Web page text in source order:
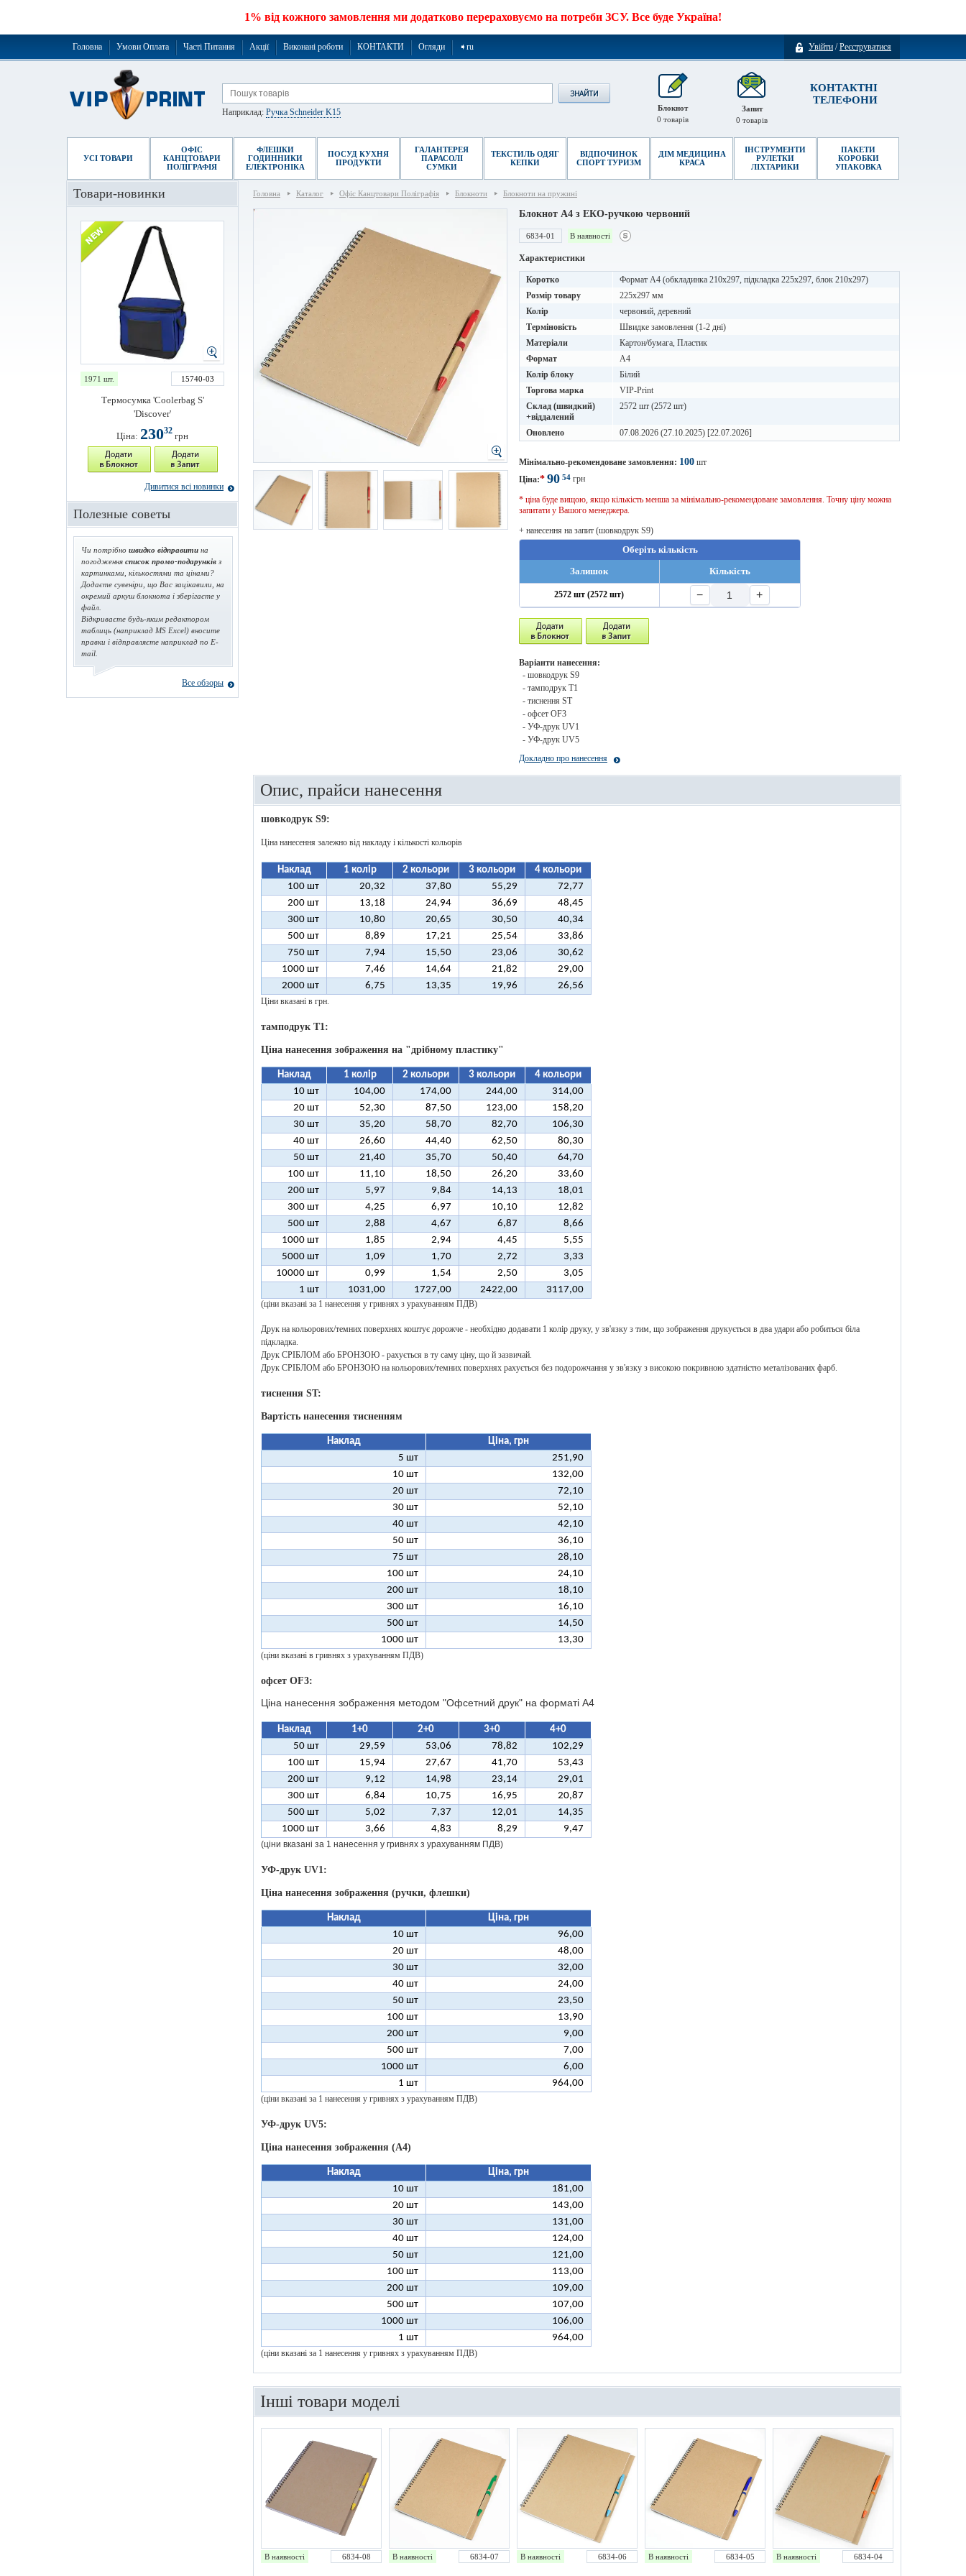
1% від кожного замовлення ми додатково перераховуємо на потреби ЗСУ. Все буде Україна!
Увійти /Реєструватися
Головна Умови Оплата Часті Питання Акції Виконані роботи КОНТАКТИ Огляди ➧ru
КОНТАКТНІ
ТЕЛЕФОНИ
Запит
0 товарів
Наприклад: Ручка Schneider K15
Блокнот
0 товарів
УСІ ТОВАРИ
ОФІС
КАНЦТОВАРИ
ПОЛІГРАФІЯ
ФЛЕШКИ
ГОДИННИКИ
ЕЛЕКТРОНІКА
ПОСУД КУХНЯ
ПРОДУКТИ
ГАЛАНТЕРЕЯ
ПАРАСОЛІ
СУМКИ
ТЕКСТИЛЬ ОДЯГ
КЕПКИ
ВІДПОЧИНОК
СПОРТ ТУРИЗМ
ДІМ МЕДИЦИНА
КРАСА
ІНСТРУМЕНТИ
РУЛЕТКИ
ЛІХТАРИКИ
ПАКЕТИ
КОРОБКИ
УПАКОВКА
Головна Каталог Офіс Канцтовари Поліграфія Блокноти Блокноти на пружині
Блокнот A4 з ЕКО-ручкою червоний
6834-01 В наявності
Характеристики
Коротко
Формат А4 (обкладинка 210х297, підкладка 225х297, блок 210х297)
Розмір товару
225x297 мм
Колір
червоний, деревний
Терміновість
Швидке замовлення (1-2 дні)
Матеріали
Картон/бумага, Пластик
Формат
A4
Колір блоку
Білий
Торгова марка
VIP-Print
Склад (швидкий)
+віддалений
2572 шт (2572 шт)
Оновлено 07.08.2026 (27.10.2025) [22.07.2026]
Мінімально-рекомендоване замовлення: 100 шт
Ціна:* 90 54 грн
* ціна буде вищою, якщо кількість менша за мінімально-рекомендоване замовлення. Точну ціну можна
запитати у Вашого менеджера.
+ нанесення на запит (шовкодрук S9)
Оберіть кількість
Залишок
Кількість
2572 шт (2572 шт) − +
Варіанти нанесення:
- шовкодрук S9
- тамподрук T1
- тиснення ST
- офсет OF3
- УФ-друк UV1
- УФ-друк UV5
Докладно про нанесення
Опис, прайси нанесення
шовкодрук S9:
Ціна нанесення залежно від накладу і кількості кольорів
Наклад 1 колір 2 кольори 3 кольори
4 кольори
100 шт
20,32 37,80 55,29
72,77
200 шт
13,18 24,94 36,69
48,45
300 шт
10,80 20,65 30,50
40,34
500 шт
8,89 17,21 25,54
33,86
750 шт
7,94 15,50 23,06
30,62
1000 шт
7,46 14,64 21,82
29,00
2000 шт
6,75 13,35 19,96 26,56
Ціни вказані в грн.
тамподрук T1:
Ціна нанесення зображення на "дрібному пластику"
Наклад 1 колір 2 кольори 3 кольори
4 кольори
10 шт
104,00 174,00 244,00
314,00
20 шт
52,30 87,50 123,00
158,20
30 шт
35,20 58,70 82,70
106,30
40 шт
26,60 44,40 62,50
80,30
50 шт
21,40 35,70 50,40
64,70
100 шт
11,10 18,50 26,20
33,60
200 шт
5,97 9,84 14,13
18,01
300 шт
4,25 6,97 10,10
12,82
500 шт
2,88 4,67 6,87
8,66
1000 шт
1,85 2,94 4,45
5,55
5000 шт
1,09 1,70 2,72
3,33
10000 шт
0,99 1,54 2,50
3,05
1 шт
1031,00 1727,00 2422,00 3117,00
(ціни вказані за 1 нанесення у гривнях з урахуванням ПДВ)
Друк на кольорових/темних поверхнях коштує дорожче - необхідно додавати 1 колір друку, у зв'язку з тим, що зображення друкується в два удари або робиться біла
підкладка.
Друк СРІБЛОМ або БРОНЗОЮ - рахується в ту саму ціну, що й зазвичай.
Друк СРІБЛОМ або БРОНЗОЮ на кольорових/темних поверхнях рахується без подорожчання у зв'язку з високою покривною здатністю металізованих фарб.
тиснення ST:
Вартість нанесення тисненням
Наклад
Ціна, грн
5 шт
251,90
10 шт
132,00
20 шт
72,10
30 шт
52,10
40 шт
42,10
50 шт
36,10
75 шт
28,10
100 шт
24,10
200 шт
18,10
300 шт
16,10
500 шт
14,50
1000 шт
13,30
(ціни вказані в гривнях з урахуванням ПДВ)
офсет OF3:
Ціна нанесення зображення методом "Офсетний друк" на форматі A4
Наклад 1+0 2+0 3+0
4+0
50 шт
29,59 53,06 78,82
102,29
100 шт
15,94 27,67 41,70
53,43
200 шт
9,12 14,98 23,14
29,01
300 шт
6,84 10,75 16,95
20,87
500 шт
5,02 7,37 12,01
14,35
1000 шт
3,66 4,83 8,29 9,47
(ціни вказані за 1 нанесення у гривнях з урахуванням ПДВ)
УФ-друк UV1:
Ціна нанесення зображення (ручки, флешки)
Наклад
Ціна, грн
10 шт
96,00
20 шт
48,00
30 шт
32,00
40 шт
24,00
50 шт
23,50
100 шт
13,90
200 шт
9,00
500 шт
7,00
1000 шт
6,00
1 шт
964,00
(ціни вказані за 1 нанесення у гривнях з урахуванням ПДВ)
УФ-друк UV5:
Ціна нанесення зображення (А4)
Наклад
Ціна, грн
10 шт
181,00
20 шт
143,00
30 шт
131,00
40 шт
124,00
50 шт
121,00
100 шт
113,00
200 шт
109,00
500 шт
107,00
1000 шт
106,00
1 шт
964,00
(ціни вказані за 1 нанесення у гривнях з урахуванням ПДВ)
Інші товари моделі
В наявності 6834-08 В наявності 6834-07 В наявності 6834-06 В наявності 6834-05 В наявності 6834-04
Товари-новинки
1971 шт. 15740-03
Термосумка 'Coolerbag S'
'Discover'
Ціна: 23032 грн
Дивитися всі новинки
Полезные советы
Чи потрібно швидко відправити на
погодження список промо-подарунків з
картинками, кількостями та цінами?
Додаєте сувеніри, що Вас зацікавили, на
окремий аркуш блокнота і зберігаєте у
файл.
Відкриваєте будь-яким редактором
таблиць (наприклад MS Excel) вносите
правки і відправляєте наприклад по E-
mail.
Все обзоры